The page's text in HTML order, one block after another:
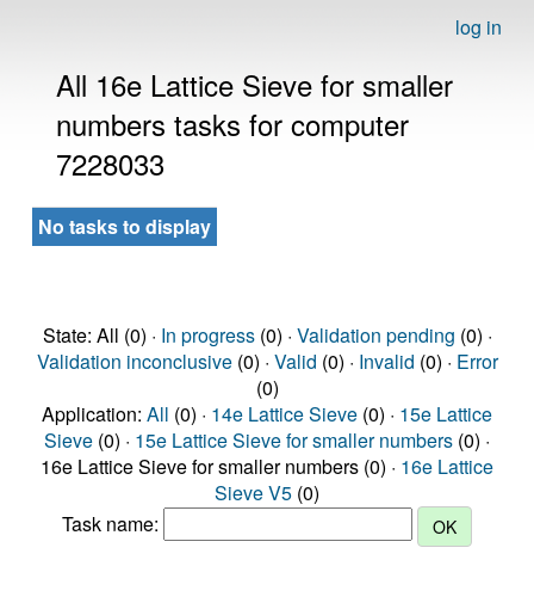
log in
All 16e Lattice Sieve for smaller
numbers tasks for computer
7228033
No tasks to display
State: All (0) · In progress(0) · Validation pending (0) ·
Validation inconclusive(0) · Valid (0) · Invalid (0) · Error
(0)
Application: All (0) · 14e Lattice Sieve (0) · 15e Lattice
Sieve (0) · 15e Lattice Sieve for smaller numbers (0) ·
16e Lattice Sieve for smaller numbers (0) · 16e Lattice
Sieve V5 (0)
Task name: